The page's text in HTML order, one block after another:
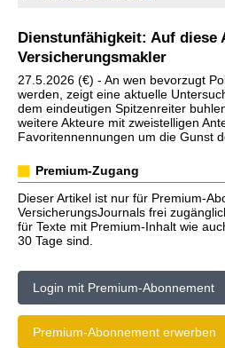
Dienstunfähigkeit: Auf diese
Versicherungsmakler
27.5.2026 (€) - An wen bevorzugt
werden, zeigt eine aktuelle
dem eindeutigen Spitzenreiter
weitere Akteure mit zweistelligen
Favoritennennungen um die Gunst
Premium-Zugang
Dieser Artikel ist nur für Premium-
VersicherungsJournals frei
für Texte mit Premium-Inhalt wie
30 Tage sind.
Login mit Premium-Abonnement
Premium-Abonnement erwerben